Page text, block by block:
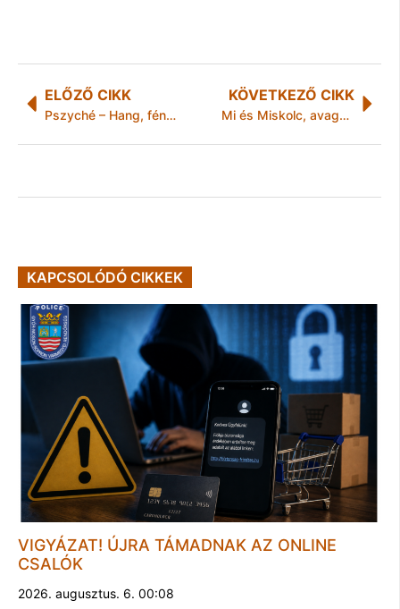
ELŐZŐ CIKK
Pszyché – Hang, fény, képei
KÖVETKEZŐ CIKK
Mi és Miskolc, avagy 272307 lépés a város felé
KAPCSOLÓDÓ CIKKEK
VIGYÁZAT! ÚJRA TÁMADNAK AZ ONLINE
CSALÓK
2026. augusztus. 6. 00:08